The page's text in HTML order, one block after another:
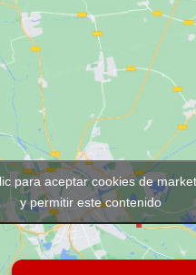
para aceptar cookies de
y permitir este contenido